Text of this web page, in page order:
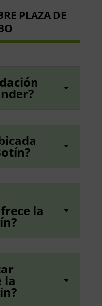
PLAZA DE
la
la